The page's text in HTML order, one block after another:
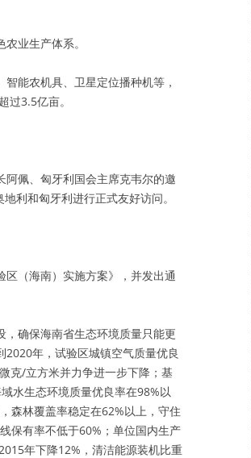
业生产体系。
能农机具、卫星定位播种机等，
过3.5亿亩。
佩、匈牙利国会主席克韦尔的邀
利和匈牙利进行正式友好访问。
（海南）实施方案》，并发出通
，确保海南省生态环境质量只能更
年，试验区城镇空气质量优良
克/立方米并力争进一步下降；基
水生态环境质量优良率在98%以
森林覆盖率稳定在62%以上，守住
保有率不低于60%；单位国内生产
年下降12%，清洁能源装机比重